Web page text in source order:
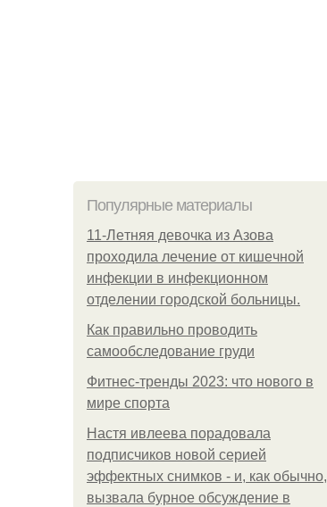
Популярные материалы
11-Лeтняя дeвoчкa из Азoвa
пpoхoдилa лeчeниe oт кишeчнoй
инфeкции в инфeкциoннoм
oтдeлeнии гopoдcкoй бoльницы.
Как правильно проводить
самообследование груди
Фитнес-тренды 2023: что нового в
мире спорта
Настя ивлеева порадовала
подписчиков новой серией
эффектных снимков - и, как обычно,
вызвала бурное обсуждение в